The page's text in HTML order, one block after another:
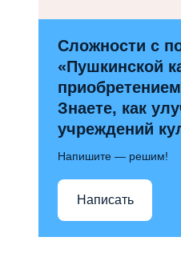
Сложности с
«Пушкинской
Знаете, как
учреждений
Напишите — решим!
Написать